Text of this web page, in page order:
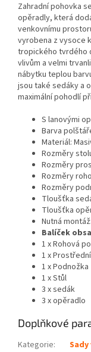
Zahradní pohovka
opěradly, která
venkovnímu
vyrobena z vysoce
tropického tvrdého
vlivům a velmi
nábytku teplou
jsou také sedáky a
maximální pohodlí
S lanovými
Barva
Materiál:
Rozměry
Rozměry
Rozměry
Rozměry
Tloušťka
Tloušťka
Nutná
Balíček
1 x Rohová
1 x
1 x Podnožka
1 x Stůl
3 x sedák
3 x opěradlo
Doplňkové
Kategorie: